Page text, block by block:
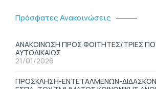
Πρόσφατες Ανακοινώσεις
ΑΝΑΚΟΙΝΩΣΗ ΠΡΟΣ ΦΟΙΤΗΤΕΣ/ΤΡΙΕΣ
ΑΥΤΟΔΙΚΑΙΩΣ
21/01/2026
ΠΡΟΣΚΛΗΣΗ-ΕΝΤΕΤΑΛΜΕΝΩΝ-